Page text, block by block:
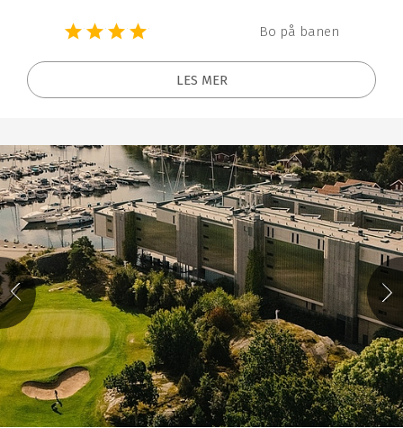
Bo på banen
LES MER